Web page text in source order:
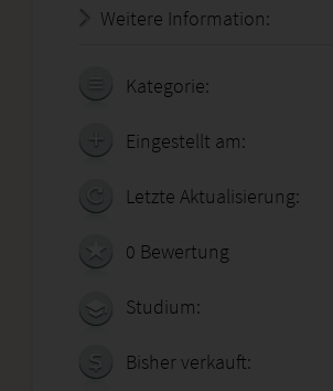
Weitere Information:
Kategorie:
Eingestellt am:
Letzte Aktualisierung:
0 Bewertung
Studium:
Bisher verkauft: